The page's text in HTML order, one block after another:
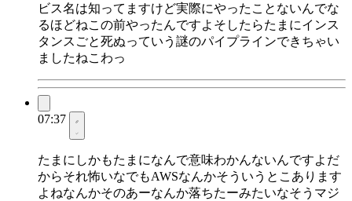
ビス名は知ってますけど実際にやったことないんでな
るほどねこの前やったんですよそしたらたまにインス
タンスごと死ぬっていう謎のパイプラインできちゃい
ましたねこわっ
07:37
たまにしかもたまになんで意味わかんないんですよだ
からそれ怖いなでもAWSなんかそういうとこあります
よねなんかそのあーなんか落ちたーみたいなそうマジ